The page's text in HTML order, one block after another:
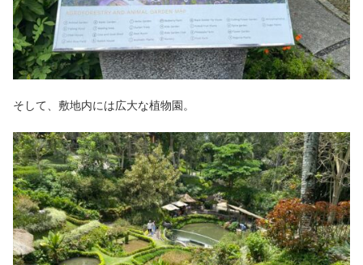
そして、敷地内には広大な植物園。